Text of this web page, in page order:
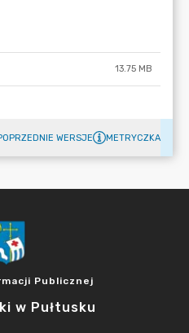
13.75 MB
WERSJE METRYCZKA
Publicznej
w Pułtusku